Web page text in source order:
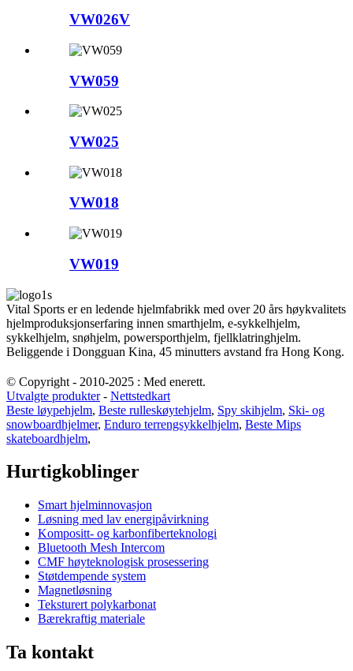
VW026V
VW059
VW025
VW018
VW019
Vital Sports er en ledende hjelmfabrikk med over 20 års høykvalitets
hjelmproduksjonserfaring innen smarthjelm, e-sykkelhjelm,
sykkelhjelm, snøhjelm, powersporthjelm, fjellklatringhjelm.
Beliggende i Dongguan Kina, 45 minutters avstand fra Hong Kong.
© Copyright - 2010-2025 : Med enerett.
Utvalgte produkter- Nettstedkart
Beste løypehjelm, Beste rulleskøytehjelm, Spy skihjelm, Ski- og
snowboardhjelmer, Enduro terrengsykkelhjelm, Beste Mips
skateboardhjelm,
Hurtigkoblinger
Smart hjelminnovasjon
Løsning med lav energipåvirkning
Kompositt- og karbonfiberteknologi
Bluetooth Mesh Intercom
CMF høyteknologisk prosessering
Støtdempende system
Magnetløsning
Teksturert polykarbonat
Bærekraftig materiale
Ta kontakt